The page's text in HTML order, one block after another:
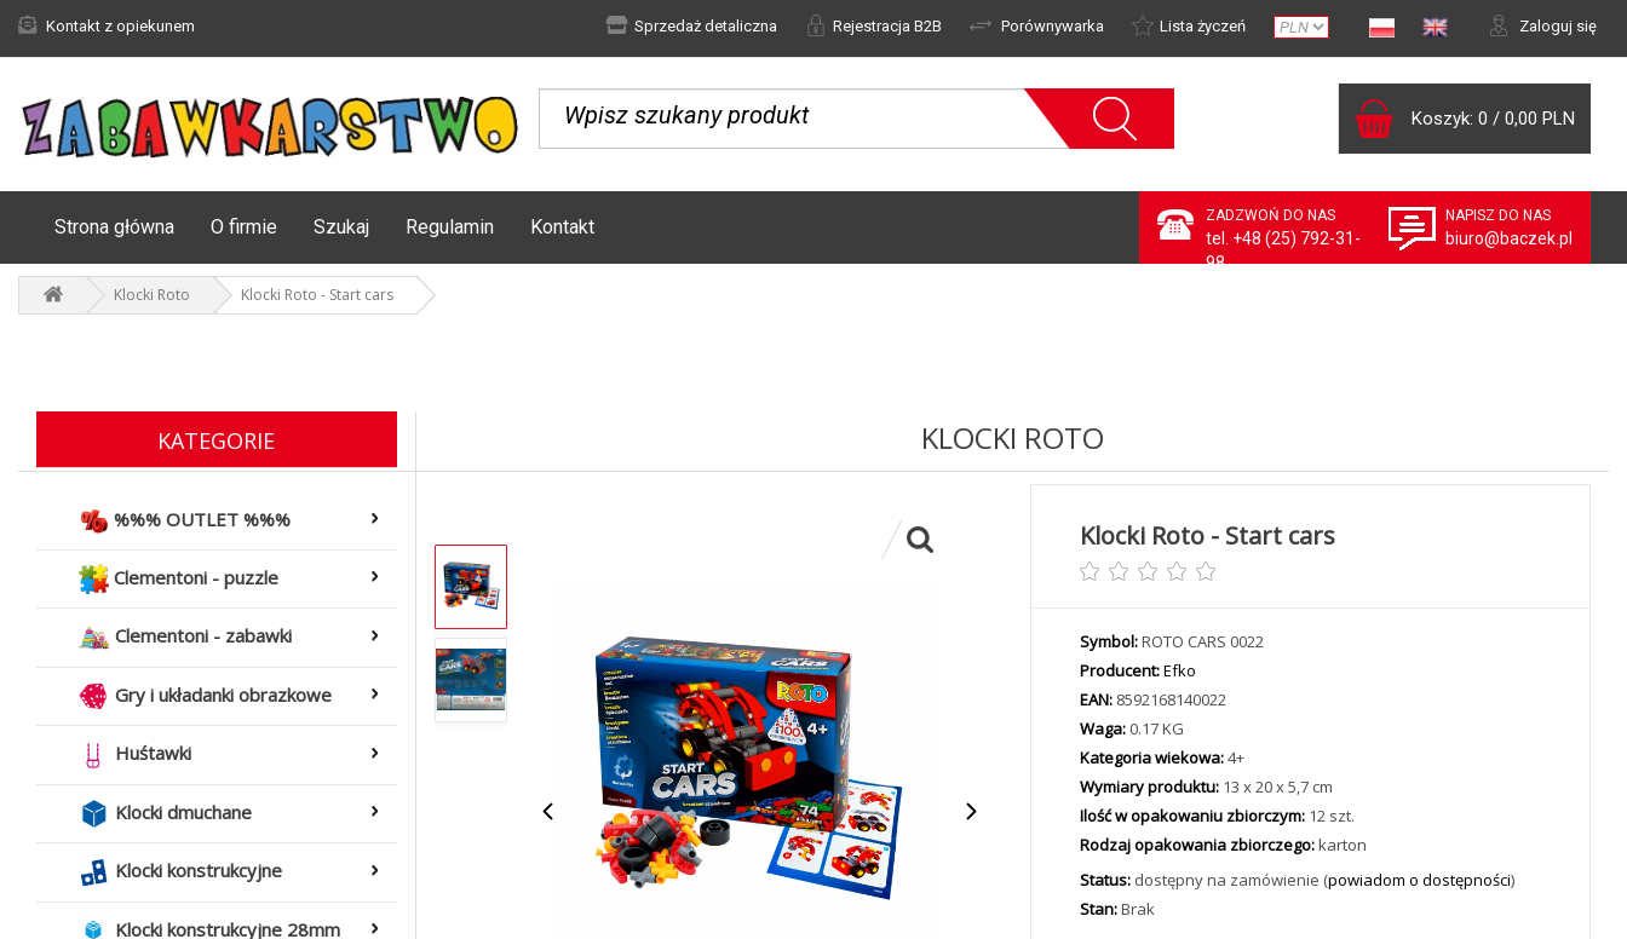
Kontakt z opiekunem Sprzedaż detaliczna Rejestracja B2B Porównywarka Lista życzeń Zaloguj się
Koszyk: 0 / 0,00 PLN
Strona główna O firmie Szukaj Regulamin Kontakt
NAPISZ DO NAS
biuro@baczek.pl
ZADZWOŃ DO NAS
tel. +48 (25) 792-31-
98
Klocki Roto Klocki Roto - Start cars
KATEGORIE
%%% OUTLET %%%
Clementoni - puzzle
Clementoni - zabawki
Gry i układanki obrazkowe
Huśtawki
Klocki dmuchane
Klocki konstrukcyjne
Klocki konstrukcyjne 28mm
KLOCKI ROTO
Klocki Roto - Start cars
Symbol:ROTO CARS 0022
Producent:Efko
EAN: 8592168140022
Waga: 0.17 KG
Kategoria wiekowa:4+
Wymiary produktu: 13 x 20 x 5,7 cm
Ilość w opakowaniu zbiorczym: 12 szt.
Rodzaj opakowania zbiorczego:karton
Status: dostępny na zamówienie (powiadom o dostępności)
Stan:Brak